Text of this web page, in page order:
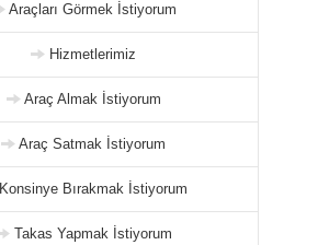
Araçları Görmek İstiyorum
Hizmetlerimiz
Araç Almak İstiyorum
Araç Satmak İstiyorum
Konsinye Bırakmak İstiyorum
Takas Yapmak İstiyorum